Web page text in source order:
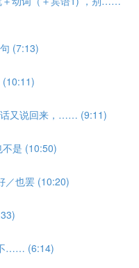
(7:13)
又说回来，…… (9:11)
是 (10:50)
／也罢 (10:20)
…… (6:14)